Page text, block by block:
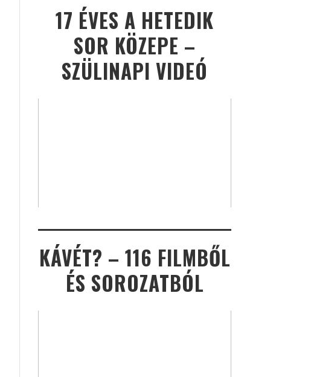
17 ÉVES A HETEDIK
SOR KÖZEPE –
SZÜLINAPI VIDEÓ
KÁVÉT? – 116 FILMBŐL
ÉS SOROZATBÓL